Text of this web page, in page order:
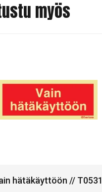
myös
hätäkäyttöön // T0531